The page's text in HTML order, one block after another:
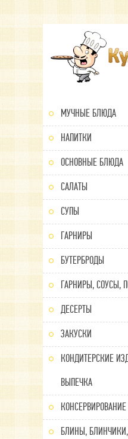
МУЧНЫЕ БЛЮДА
НАПИТКИ
ОСНОВНЫЕ БЛЮДА
САЛАТЫ
СУПЫ
ГАРНИРЫ
БУТЕРБРОДЫ
ГАРНИРЫ, СОУСЫ,
ДЕСЕРТЫ
ЗАКУСКИ
КОНДИТЕРСКИЕ
ВЫПЕЧКА
КОНСЕРВИРОВАНИЕ
БЛИНЫ,